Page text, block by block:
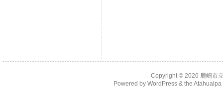
Copyright © 2026 鹿嶋市
Powered by WordPress& the Atahualpa